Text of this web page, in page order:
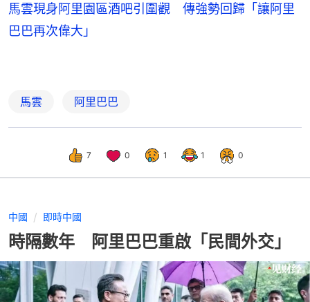
馬雲現身阿里園區酒吧引圍觀 傳強勢回歸「讓阿里
巴巴再次偉大」
馬雲 阿里巴巴
7 0 1 1 0
中國 即時中國
時隔數年 阿里巴巴重啟「民間外交」